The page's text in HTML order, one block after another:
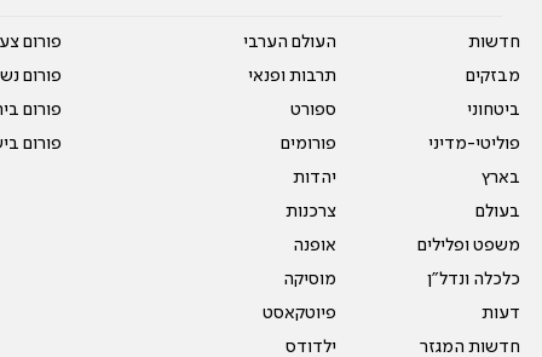
חדשות
מבזקים
ביטחוני
פוליטי-מדיני
בארץ
בעולם
משפט ופלילים
כלכלה ונדל"ן
דעות
חדשות המגזר
העולם הערבי
תרבות ופנאי
ספורט
פורומים
יהדות
צרכנות
אופנה
מוסיקה
פיוטקאסט
ילדודס
פורום
פורום
פורום
פורום